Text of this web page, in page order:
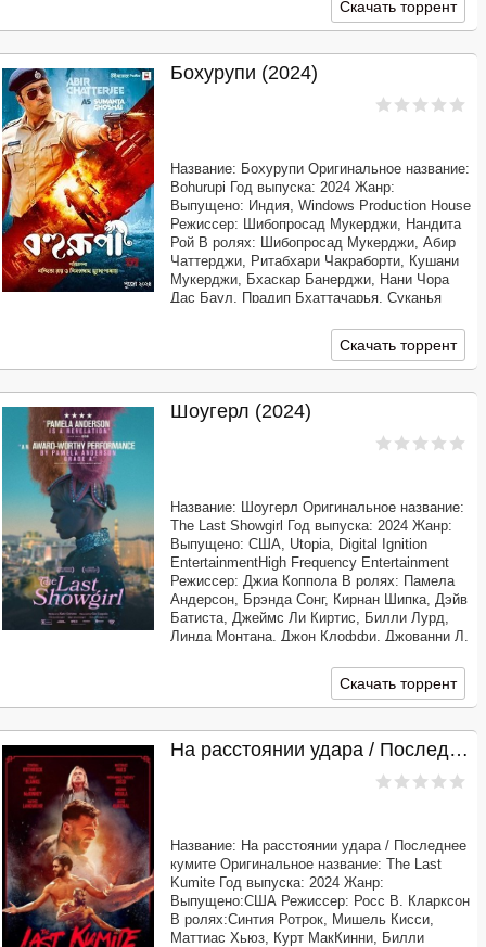
Скачать торрент
Бохурупи (2024)
Название: Бохурупи Оригинальное название:
Bohurupi Год выпуска: 2024 Жанр:
Выпущено: Индия, Windows Production House
Режиссер: Шибопросад Мукерджи, Нандита
Рой В ролях: Шибопросад Мукерджи, Абир
Чаттерджи, Ритабхари Чакраборти, Кушани
Мукерджи, Бхаскар Банерджи, Нани Чора
Дас Баул, Прадип Бхаттачарья, Суканья
Перевод: Профессиональный многоголосый
Скачать торрент
Шоугерл (2024)
Название: Шоугерл Оригинальное название:
The Last Showgirl Год выпуска: 2024 Жанр:
Выпущено: США, Utopia, Digital Ignition
EntertainmentHigh Frequency Entertainment
Режиссер: Джиа Коппола В ролях: Памела
Андерсон, Брэнда Сонг, Кирнан Шипка, Дэйв
Батиста, Джеймс Ли Киртис, Билли Лурд,
Линда Монтана, Джон Клоффи, Джованни Л.
Продолжительность: 01:27:33 Перевод:
Скачать торрент
На расстоянии удара / Последнее кумите (2024)
Название: На расстоянии удара / Последнее
кумите Оригинальное название: The Last
Kumite Год выпуска: 2024 Жанр:
Выпущено:США Режиссер: Росс В. Кларксон
В ролях:Синтия Ротрок, Мишель Кисси,
Маттиас Хьюз, Курт МакКинни, Билли